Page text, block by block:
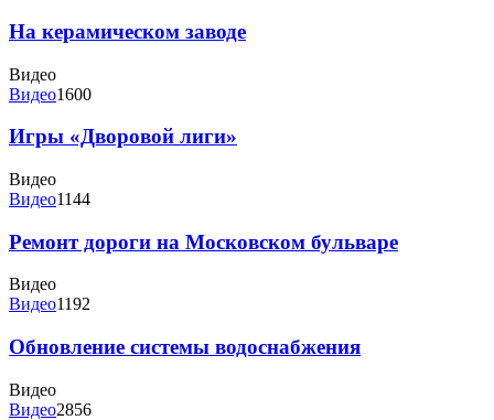
На керамическом заводе
Видео
Видео1600
Игры «Дворовой лиги»
Видео
Видео1144
Ремонт дороги на Московском бульваре
Видео
Видео1192
Обновление системы водоснабжения
Видео
Видео2856